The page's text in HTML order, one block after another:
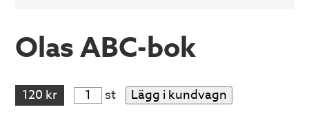
Olas ABC-bok
120 kr st Lägg i kundvagn